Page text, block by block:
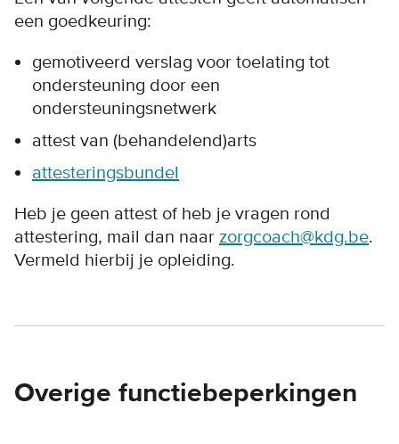
een goedkeuring:
gemotiveerd verslag voor toelating tot
ondersteuning door een
ondersteuningsnetwerk
attest van (behandelend)arts
attesteringsbundel
Heb je geen attest of heb je vragen rond
attestering, mail dan naar zorgcoach@kdg.be.
Vermeld hierbij je opleiding.
Overige functiebeperkingen